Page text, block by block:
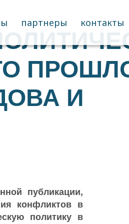
партнеры контакты
И
публикации,
конфликтов в
политику в